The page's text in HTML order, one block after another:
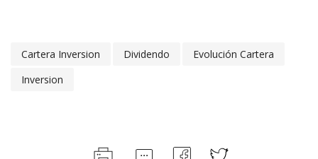
Cartera Inversion Dividendo
Evolución Cartera
Inversion